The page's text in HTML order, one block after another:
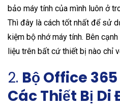
bảo máy tính của mình luôn ở
Thì đây là cách tốt nhất để sử
kiệm bộ nhớ máy tính. Bên
liệu trên bất cứ thiết bị nào chỉ
2. Bộ Office
Các Thiết Bị Di